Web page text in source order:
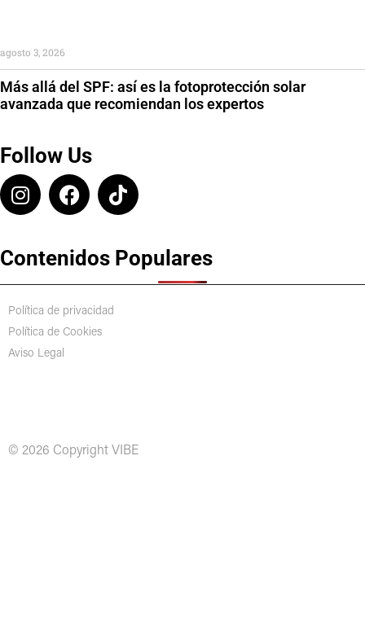
Más allá del SPF: así es la fotoprotección solar
avanzada que recomiendan los expertos
agosto 3, 2026
Follow Us
Contenidos Populares
Política de privacidad
Política de Cookies
Aviso Legal
© 2026 Copyright VIBE